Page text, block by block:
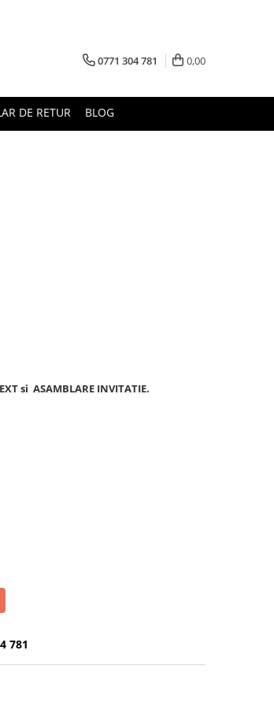
0771 304 781 0,00
DE RETUR BLOG
si ASAMBLARE INVITATIE.
781